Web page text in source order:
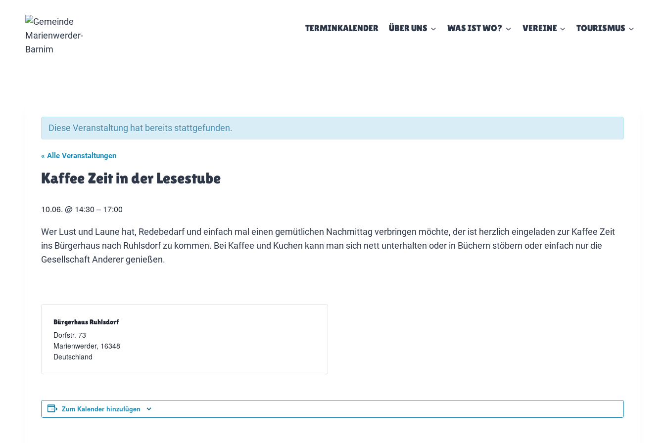
springen
TERMINKALENDER ÜBER UNS WAS IST WO? VEREINE TOURISMUS
Diese Veranstaltung hat bereits stattgefunden.
« Alle Veranstaltungen
Kaffee Zeit in der Lesestube
10.06. @ 14:30 – 17:00
Wer Lust und Laune hat, Redebedarf und einfach mal einen gemütlichen Nachmittag verbringen möchte, der ist herzlich eingeladen zur Kaffee Zeit
ins Bürgerhaus nach Ruhlsdorf zu kommen. Bei Kaffee und Kuchen kann man sich nett unterhalten oder in Büchern stöbern oder einfach nur die
Gesellschaft Anderer genießen.
Bürgerhaus Ruhlsdorf
Dorfstr. 73
Marienwerder, 16348
Deutschland
Zum Kalender hinzufügen